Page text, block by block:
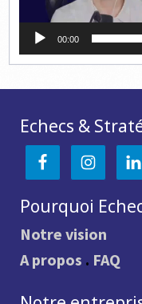
00:00
Echecs &
Pourquoi
Notre vision
A propos . FAQ